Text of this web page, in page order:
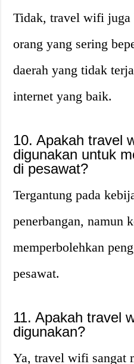
Tidak, travel wifi juga
orang yang sering
daerah yang tidak
internet yang baik.
10. Apakah travel
digunakan untuk
di pesawat?
Tergantung pada
penerbangan, namun
memperbolehkan
pesawat.
11. Apakah travel
digunakan?
Ya, travel wifi sangat